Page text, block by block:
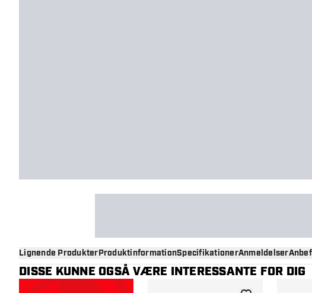
Lignende ProdukterProduktinformationSpecifikationerAnmeldelser
DISSE KUNNE OGSÅ VÆRE INTERESSANTE FOR DIG